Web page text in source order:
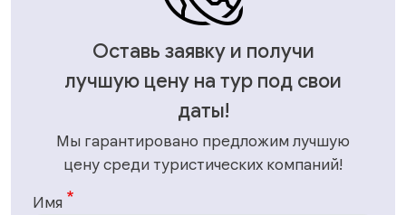
Оставь заявку и получи
лучшую цену на тур под свои
даты!
Мы гарантировано предложим лучшую
цену среди туристических компаний!
Имя